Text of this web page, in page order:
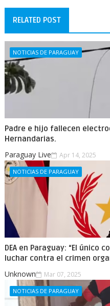
RELATED POST
NOTICIAS DE PARAGUAY
Padre e hijo fallecen
Hernandarias.
Paraguay Live Apr 14, 2025
NOTICIAS DE PARAGUAY
DEA en Paraguay: “El único
luchar contra el crimen
Unknown Mar 07, 2025
NOTICIAS DE PARAGUAY